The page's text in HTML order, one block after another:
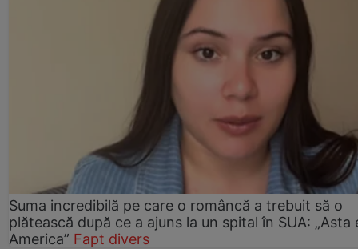
Suma incredibilă pe care o româncă a trebuit să o
plătească după ce a ajuns la un spital în SUA: „Asta
America” Fapt divers